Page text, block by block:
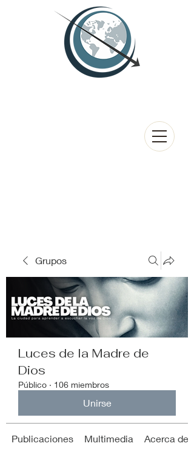
Grupos
Luces de la Madre de
Dios
Público · 106 miembros
Unirse
Publicaciones Multimedia Acerca de